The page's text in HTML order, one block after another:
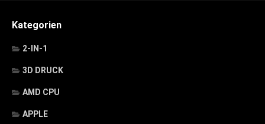
Kategorien
2-IN-1
3D DRUCK
AMD CPU
APPLE